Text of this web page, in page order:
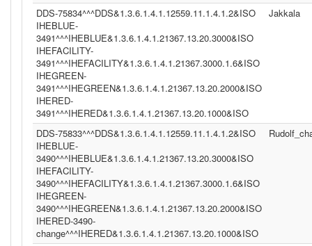
DDS-75834^^^DDS&1.3.6.1.4.1.12559.11.1.4.1.2&ISO
IHEBLUE-
3491^^^IHEBLUE&1.3.6.1.4.1.21367.13.20.3000&ISO
IHEFACILITY-
3491^^^IHEFACILITY&1.3.6.1.4.1.21367.3000.1.6&ISO
IHEGREEN-
3491^^^IHEGREEN&1.3.6.1.4.1.21367.13.20.2000&ISO
IHERED-
3491^^^IHERED&1.3.6.1.4.1.21367.13.20.1000&ISO
Jakkala
DDS-75833^^^DDS&1.3.6.1.4.1.12559.11.1.4.1.2&ISO
IHEBLUE-
3490^^^IHEBLUE&1.3.6.1.4.1.21367.13.20.3000&ISO
IHEFACILITY-
3490^^^IHEFACILITY&1.3.6.1.4.1.21367.3000.1.6&ISO
IHEGREEN-
3490^^^IHEGREEN&1.3.6.1.4.1.21367.13.20.2000&ISO
IHERED-3490-
change^^^IHERED&1.3.6.1.4.1.21367.13.20.1000&ISO